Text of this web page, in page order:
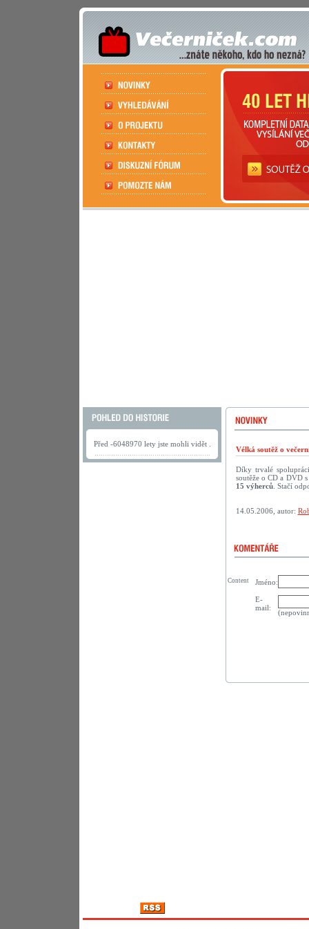
Před -6048970 lety jste mohli vidět .
Vélká soutěž o
Díky trvalé
soutěže o CD a DVD
15 výherců. Stačí
14.05.2006, autor:
Jméno:
E-
mail:
Content